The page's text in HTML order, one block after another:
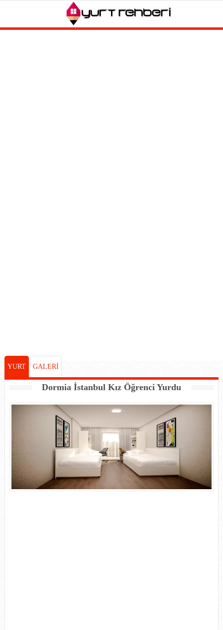
YURT GALERİ
Dormia İstanbul Kız Öğrenci Yurdu